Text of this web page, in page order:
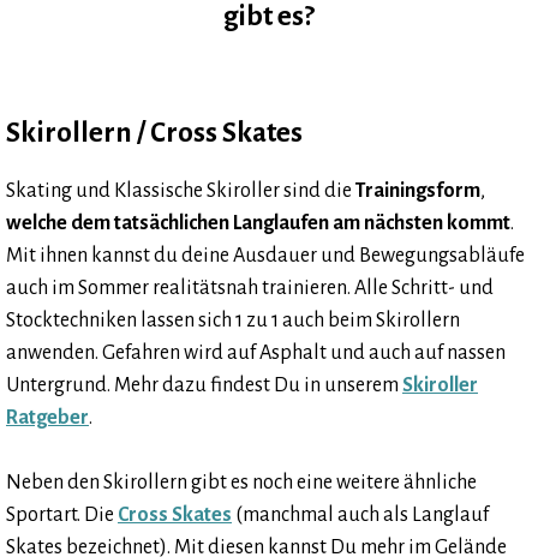
gibt es?
Skirollern / Cross Skates
Skating und Klassische Skiroller sind die Trainingsform,
welche dem tatsächlichen Langlaufen am nächsten kommt.
Mit ihnen kannst du deine Ausdauer und Bewegungsabläufe
auch im Sommer realitätsnah trainieren. Alle Schritt- und
Stocktechniken lassen sich 1 zu 1 auch beim Skirollern
anwenden. Gefahren wird auf Asphalt und auch auf nassen
Untergrund. Mehr dazu findest Du in unserem Skiroller
Ratgeber.
Neben den Skirollern gibt es noch eine weitere ähnliche
Sportart. Die Cross Skates (manchmal auch als Langlauf
Skates bezeichnet). Mit diesen kannst Du mehr im Gelände